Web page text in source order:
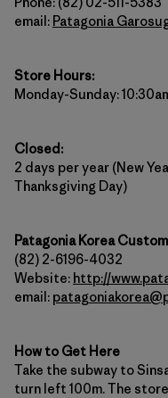
email: Patagonia
Store Hours:
Monday-Sunday:
Closed:
2 days per year (New
Thanksgiving Day)
Patagonia Korea
(82) 2-6196-4032
Website: http://
email:
How to Get Here
Take the subway to
turn left 100m. The